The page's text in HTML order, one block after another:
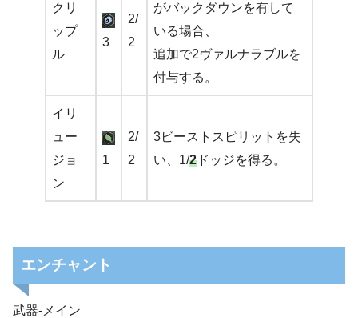
クリ
ップ
ル
3
2/
2
がバックダウンを有して
いる場合、
追加で2ヴァルナラブルを
付与する。
イリ
ュー
ジョ
ン
1
2/
2
3ビーストスピリットを失
い、1/2 ドッジを得る。
エンチャント
武器-メイン